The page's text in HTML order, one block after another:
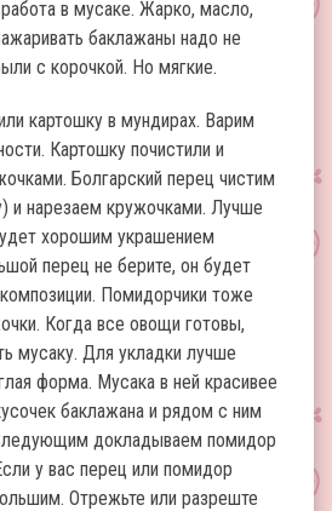
в мусаке. Жарко, масло,
баклажаны надо не
с корочкой. Но мягкие.
картошку в мундирах. Варим
Картошку почистили и
Болгарский перец чистим
и нарезаем кружочками. Лучше
хорошим украшением
перец не берите, он будет
Помидорчики тоже
Когда все овощи готовы,
мусаку. Для укладки лучше
форма. Мусака в ней красивее
баклажана и рядом с ним
докладываем помидор
у вас перец или помидор
Отрежьте или разреште